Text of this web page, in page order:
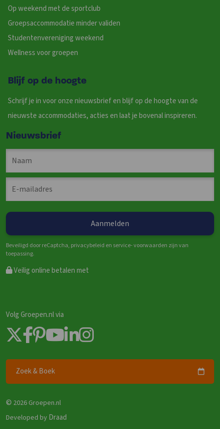
Op weekend met de sportclub
Groepsaccommodatie minder validen
Studentenvereniging weekend
Wellness voor groepen
Blijf op de hoogte
Schrijf je in voor onze nieuwsbrief en blijf op de hoogte van de
nieuwste accommodaties, acties en laat je bovenal inspireren.
Nieuwsbrief
Beveiligd door reCaptcha, privacybeleid en service- voorwaarden zijn van
toepassing.
Veilig online betalen met
Volg Groepen.nl via
Zoek & Boek
© 2026 Groepen.nl
Developed by Draad